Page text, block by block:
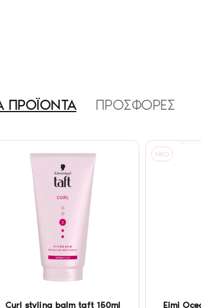
ΠΡΟΪΟΝΤΑ ΠΡΟΣΦΟΡΕΣ
Curl styling balm taft 150ml
NEO
Eimi